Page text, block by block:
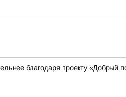
благодаря проекту «Добрый